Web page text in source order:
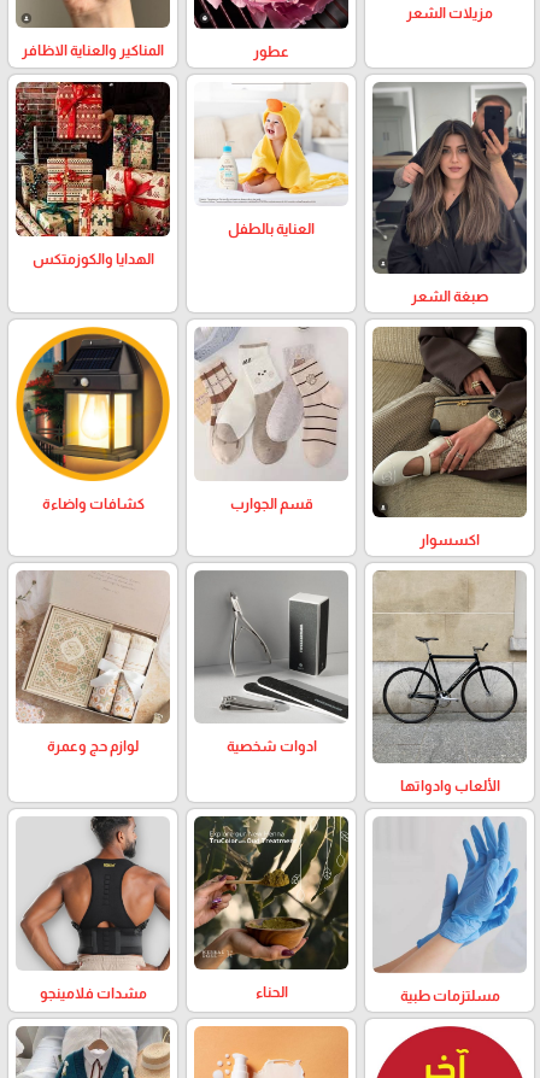
مزيلات الشعر
عطور المناكير والعناية الاظافر
صبغة الشعر
العناية بالطفل
الهدايا والكوزمتكس
اكسسوار
قسم الجوارب كشافات واضاءة
الألعاب وادواتها
ادوات شخصية لوازم حج وعمرة
مسلتزمات طبية الحناء مشدات فلامينجو